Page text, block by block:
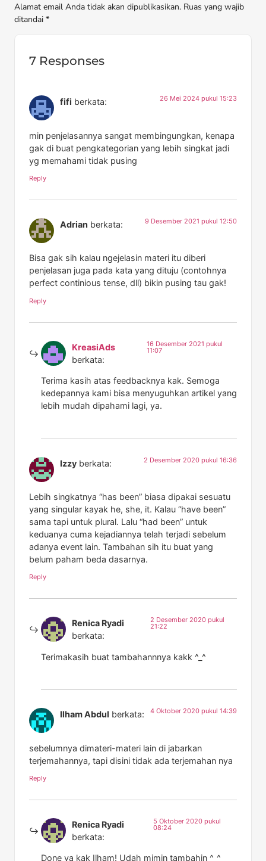
Alamat email Anda tidak akan dipublikasikan. Ruas yang wajib
ditandai *
7 Responses
fifi berkata: 26 Mei 2024 pukul 15:23
min penjelasannya sangat membingungkan, kenapa
gak di buat pengkategorian yang lebih singkat jadi
yg memahami tidak pusing
Reply
Adrian berkata: 9 Desember 2021 pukul 12:50
Bisa gak sih kalau ngejelasin materi itu diberi
penjelasan juga pada kata yang dituju (contohnya
perfect continious tense, dll) bikin pusing tau gak!
Reply
KreasiAds
berkata:
16 Desember 2021 pukul
11:07
Terima kasih atas feedbacknya kak. Semoga
kedepannya kami bisa menyuguhkan artikel yang
lebih mudah dipahami lagi, ya.
Izzy berkata: 2 Desember 2020 pukul 16:36
Lebih singkatnya “has been” biasa dipakai sesuatu
yang singular kayak he, she, it. Kalau “have been”
sama tapi untuk plural. Lalu “had been” untuk
keduanya cuma kejadiannya telah terjadi sebelum
adanya event lain. Tambahan sih itu buat yang
belum paham beda dasarnya.
Reply
Renica Ryadi
berkata:
2 Desember 2020 pukul
21:22
Terimakasih buat tambahannnya kakk ^_^
Ilham Abdul berkata: 4 Oktober 2020 pukul 14:39
sebelumnya dimateri-materi lain di jabarkan
terjemahannya, tapi disini tidak ada terjemahan nya
Reply
Renica Ryadi
berkata:
5 Oktober 2020 pukul
08:24
Done ya kak Ilham! Udah mimin tambahin ^_^